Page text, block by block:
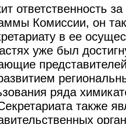
ответственность
Комиссии, он
в ее
уже был
ряда
также